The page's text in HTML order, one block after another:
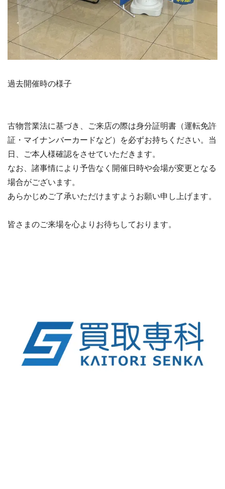
過去開催時の様子
古物営業法に基づき、ご来店の際は身分証明書（運転免許
証・マイナンバーカードなど）を必ずお持ちください。当
日、ご本人様確認をさせていただきます。
なお、諸事情により予告なく開催日時や会場が変更となる
場合がございます。
あらかじめご了承いただけますようお願い申し上げます。
皆さまのご来場を心よりお待ちしております。